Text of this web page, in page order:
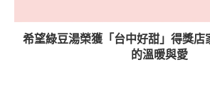
希望綠豆湯榮獲「台中好甜」得獎店
的溫暖與愛